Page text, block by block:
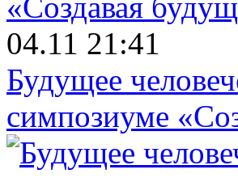
04.11 21:41
Будущее
симпозиуме